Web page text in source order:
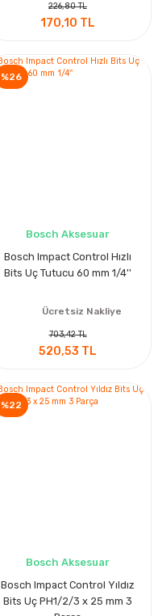
226,80 TL
170,10 TL
%26
Bosch Aksesuar
Bosch Impact Control Hızlı
Bits Uç Tutucu 60 mm 1/4''
Ücretsiz Nakliye
703,42 TL
520,53 TL
%22
Bosch Aksesuar
Bosch Impact Control Yıldız
Bits Uç PH1/2/3 x 25 mm 3